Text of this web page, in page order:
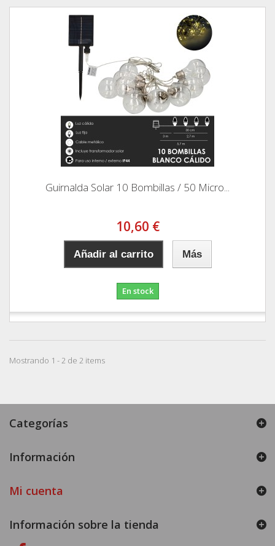
Guirnalda Solar 10 Bombillas / 50 Micro...
10,60 €
Añadir al carrito Más
En stock
Mostrando 1 - 2 de 2 items
Categorías
Información
Mi cuenta
Información sobre la tienda